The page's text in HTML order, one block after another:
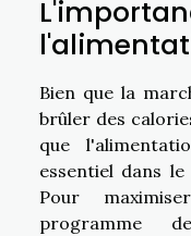
Bien que la
brûler des
que
essentiel dans
Pour
programme